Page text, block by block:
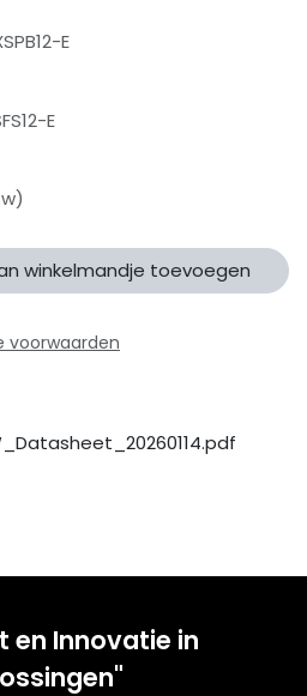
E
E
winkelmandje toevoegen
voorwaarden
en Innovatie in